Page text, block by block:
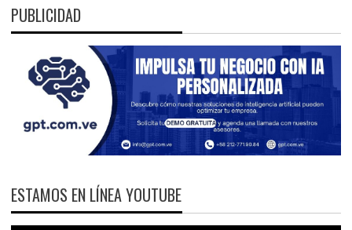
PUBLICIDAD
ESTAMOS EN LÍNEA YOUTUBE